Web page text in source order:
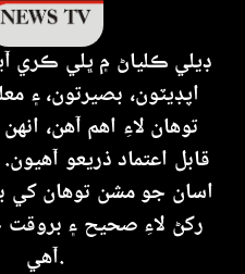
ڊيلي ڪلياڻ ۾ ڀلي ڪري
اپڊيٽون، بصيرتون، ۽
توهان لاءِ اهم آهن،
قابل اعتماد ذريعو
اسان جو مشن توهان کي
رکڻ لاءِ صحيح ۽ بروقت
آهي.